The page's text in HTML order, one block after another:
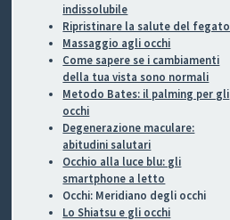
indissolubile
Ripristinare la salute del fegato
Massaggio agli occhi
Come sapere se i cambiamenti
della tua vista sono normali
Metodo Bates: il palming per gli
occhi
Degenerazione maculare:
abitudini salutari
Occhio alla luce blu: gli
smartphone a letto
Occhi: Meridiano degli occhi
Lo Shiatsu e gli occhi